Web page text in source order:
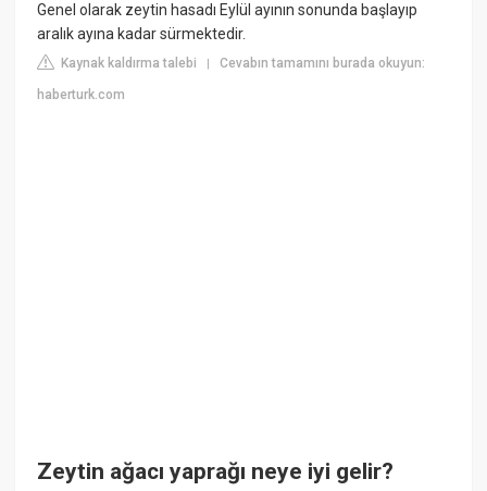
Genel olarak zeytin hasadı Eylül ayının sonunda başlayıp
aralık ayına kadar sürmektedir.
Kaynak kaldırma talebi |Cevabın tamamını burada okuyun:
haberturk.com
Zeytin ağacı yaprağı neye iyi gelir?